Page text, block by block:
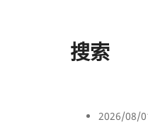
搜索
2026/08/